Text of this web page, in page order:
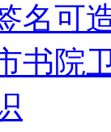
名可
书院